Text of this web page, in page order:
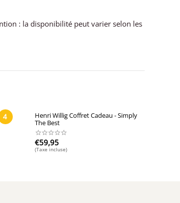
: la disponibilité peut varier selon les
4
Henri Willig Coffret Cadeau - Simply
The Best
€59,95
(Taxe incluse)